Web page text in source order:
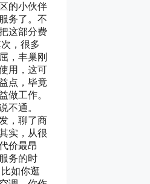
的小伙伴
务了。不
这部分费
，很多
，丰巢刚
用，这可
点，毕竟
做工作。
不通。
，聊了商
实，从很
价最昂
务的时
如你逛